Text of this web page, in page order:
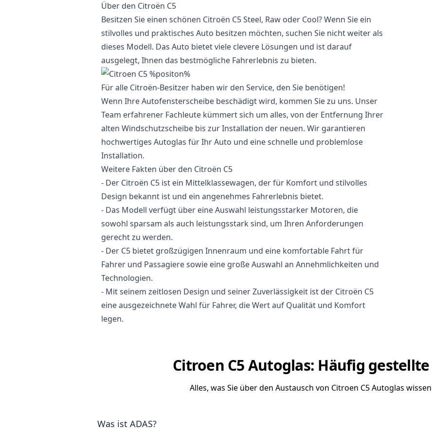
Über den Citroën C5
Besitzen Sie einen schönen Citroën C5 Steel, Raw oder Cool? Wenn Sie ein
stilvolles und praktisches Auto besitzen möchten, suchen Sie nicht weiter als
dieses Modell. Das Auto bietet viele clevere Lösungen und ist darauf
ausgelegt, Ihnen das bestmögliche Fahrerlebnis zu bieten.
Für alle Citroën-Besitzer haben wir den Service, den Sie benötigen!
Wenn Ihre Autofensterscheibe beschädigt wird, kommen Sie zu uns. Unser
Team erfahrener Fachleute kümmert sich um alles, von der Entfernung Ihrer
alten Windschutzscheibe bis zur Installation der neuen. Wir garantieren
hochwertiges Autoglas für Ihr Auto und eine schnelle und problemlose
Installation.
Weitere Fakten über den Citroën C5
- Der Citroën C5 ist ein Mittelklassewagen, der für Komfort und stilvolles
Design bekannt ist und ein angenehmes Fahrerlebnis bietet.
- Das Modell verfügt über eine Auswahl leistungsstarker Motoren, die
sowohl sparsam als auch leistungsstark sind, um Ihren Anforderungen
gerecht zu werden.
- Der C5 bietet großzügigen Innenraum und eine komfortable Fahrt für
Fahrer und Passagiere sowie eine große Auswahl an Annehmlichkeiten und
Technologien.
- Mit seinem zeitlosen Design und seiner Zuverlässigkeit ist der Citroën C5
eine ausgezeichnete Wahl für Fahrer, die Wert auf Qualität und Komfort
legen.
Citroen C5 Autoglas: Häufig
Alles, was Sie über den Austausch von Citroen C5 Autoglas
Was ist ADAS?